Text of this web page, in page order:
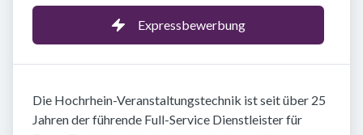
Expressbewerbung
Die Hochrhein-Veranstaltungstechnik ist seit über 25
Jahren der führende Full-Service Dienstleister für